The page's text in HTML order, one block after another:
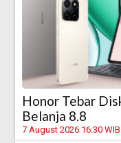
Honor Tebar
Belanja 8.8
7 August 2026 16:30 WIB